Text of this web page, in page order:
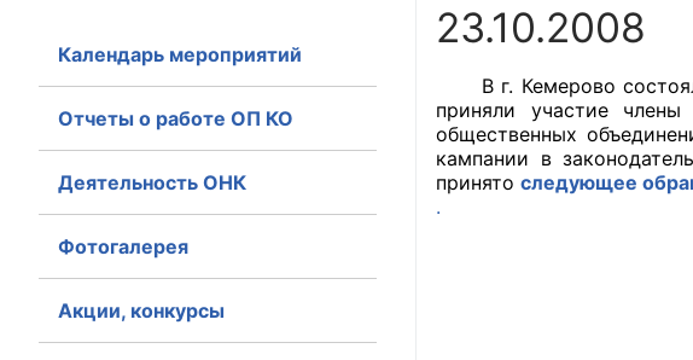
+7 (3842) 58-82-40
23.10.2008
В г. Кемерово
приняли участие
общественных
кампании в
принято следующее
.
Календарь мероприятий
Отчеты о работе ОП КО
Деятельность ОНК
Фотогалерея
Акции, конкурсы